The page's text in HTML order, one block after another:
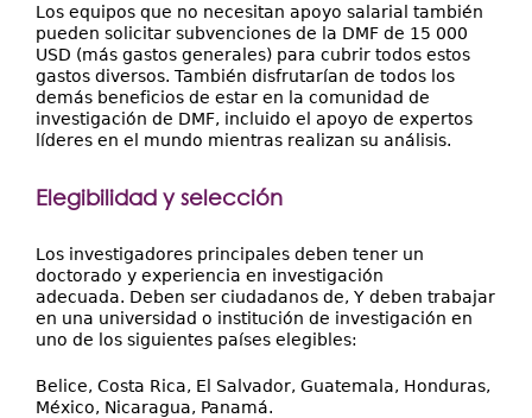
Los equipos que no necesitan apoyo salarial también
pueden solicitar subvenciones de la DMF de 15 000
USD (más gastos generales) para cubrir todos estos
gastos diversos. También disfrutarían de todos los
demás beneficios de estar en la comunidad de
investigación de DMF, incluido el apoyo de expertos
líderes en el mundo mientras realizan su análisis.
Elegibilidad y selección
Los investigadores principales deben tener un
doctorado y experiencia en investigación
adecuada. Deben ser ciudadanos de, Y deben trabajar
en una universidad o institución de investigación en
uno de los siguientes países elegibles:
Belice, Costa Rica, El Salvador, Guatemala, Honduras,
México, Nicaragua, Panamá.